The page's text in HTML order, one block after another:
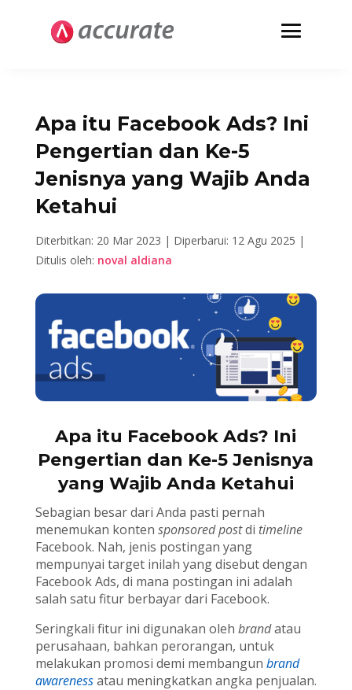
Apa itu Facebook Ads? Ini
Pengertian dan Ke-5
Jenisnya yang Wajib Anda
Ketahui
Diterbitkan: 20 Mar 2023 | Diperbarui: 12 Agu 2025 |
Ditulis oleh: noval aldiana
Apa itu Facebook Ads? Ini
Pengertian dan Ke-5 Jenisnya
yang Wajib Anda Ketahui
Sebagian besar dari Anda pasti pernah
menemukan konten sponsored postdi timeline
Facebook. Nah, jenis postingan yang
mempunyai target inilah yang disebut dengan
Facebook Ads, di mana postingan ini adalah
salah satu fitur berbayar dari Facebook.
Seringkali fitur ini digunakan oleh brandatau
perusahaan, bahkan perorangan, untuk
melakukan promosi demi membangun brand
awarenessatau meningkatkan angka penjualan.